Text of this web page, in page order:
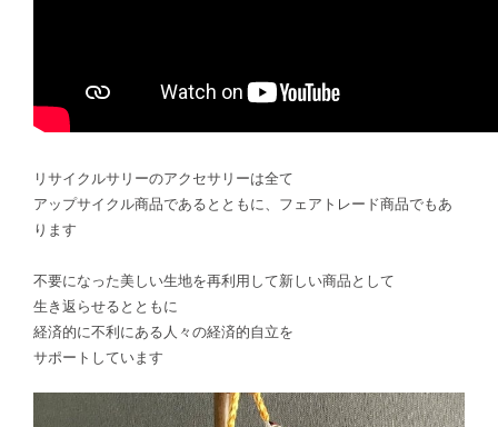
リサイクルサリーのアクセサリーは全て
アップサイクル商品であるとともに、フェアトレード商品でもあ
ります
不要になった美しい生地を再利用して新しい商品として
生き返らせるとともに
経済的に不利にある人々の経済的自立を
サポートしています